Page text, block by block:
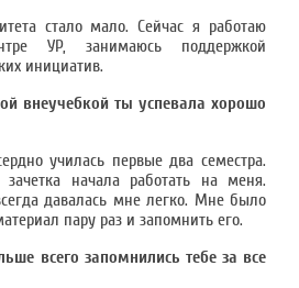
стало мало. Сейчас я работаю
УР, занимаюсь поддержкой
инициатив.
внеучебкой ты успевала хорошо
училась первые два семестра.
зачетка начала работать на меня.
давалась мне легко. Мне было
пару раз и запомнить его.
всего запомнились тебе за все